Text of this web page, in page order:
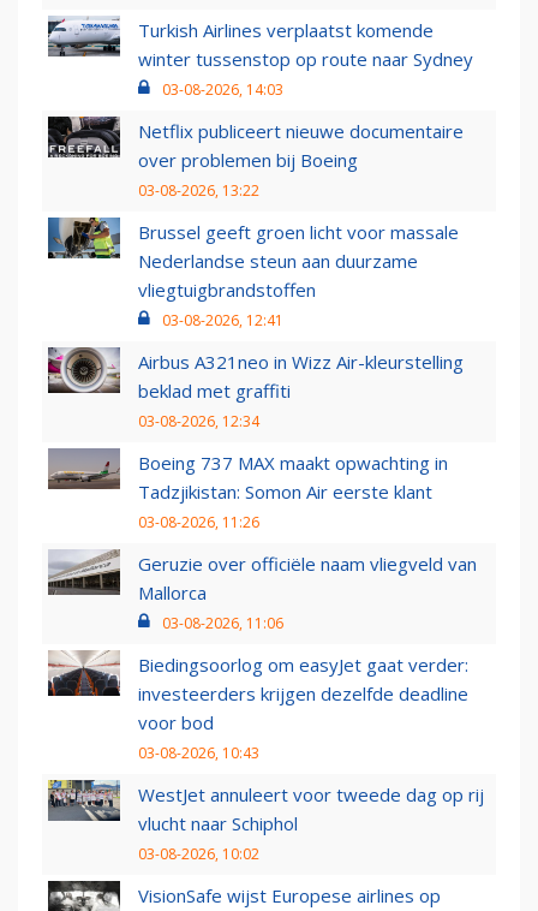
Turkish Airlines verplaatst komende
winter tussenstop op route naar Sydney
03-08-2026, 14:03
Netflix publiceert nieuwe documentaire
over problemen bij Boeing
03-08-2026, 13:22
Brussel geeft groen licht voor massale
Nederlandse steun aan duurzame
vliegtuigbrandstoffen
03-08-2026, 12:41
Airbus A321neo in Wizz Air-kleurstelling
beklad met graffiti
03-08-2026, 12:34
Boeing 737 MAX maakt opwachting in
Tadzjikistan: Somon Air eerste klant
03-08-2026, 11:26
Geruzie over officiële naam vliegveld van
Mallorca
03-08-2026, 11:06
Biedingsoorlog om easyJet gaat verder:
investeerders krijgen dezelfde deadline
voor bod
03-08-2026, 10:43
WestJet annuleert voor tweede dag op rij
vlucht naar Schiphol
03-08-2026, 10:02
VisionSafe wijst Europese airlines op